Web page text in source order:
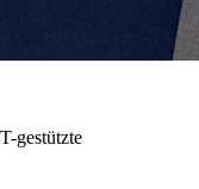
gestützte